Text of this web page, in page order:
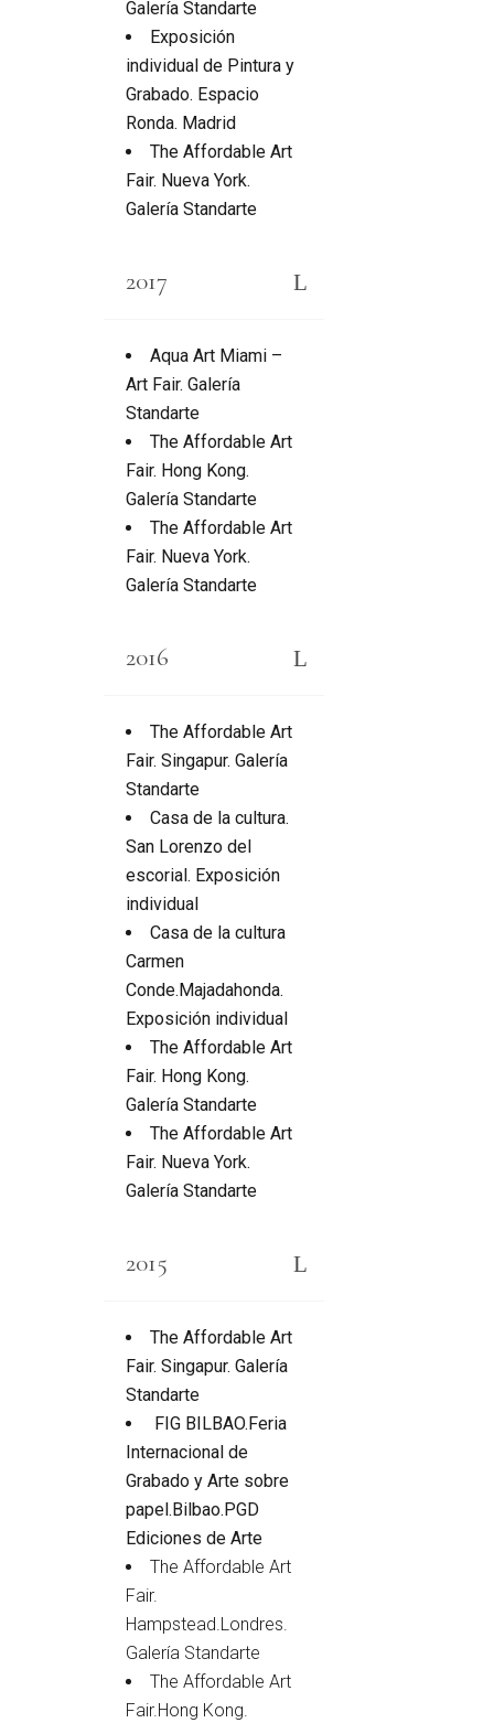
Galería Standarte
Exposición
individual de Pintura y
Grabado. Espacio
Ronda. Madrid
The Affordable Art
Fair. Nueva York.
Galería Standarte
2017
Aqua Art Miami –
Art Fair. Galería
Standarte
The Affordable Art
Fair. Hong Kong.
Galería Standarte
The Affordable Art
Fair. Nueva York.
Galería Standarte
2016
The Affordable Art
Fair. Singapur. Galería
Standarte
Casa de la cultura.
San Lorenzo del
escorial. Exposición
individual
Casa de la cultura
Carmen
Conde.Majadahonda.
Exposición individual
The Affordable Art
Fair. Hong Kong.
Galería Standarte
The Affordable Art
Fair. Nueva York.
Galería Standarte
2015
The Affordable Art
Fair. Singapur. Galería
Standarte
FIG BILBAO.Feria
Internacional de
Grabado y Arte sobre
papel.Bilbao.PGD
Ediciones de Arte
The Affordable Art
Fair.
Hampstead.Londres.
Galería Standarte
The Affordable Art
Fair.Hong Kong.